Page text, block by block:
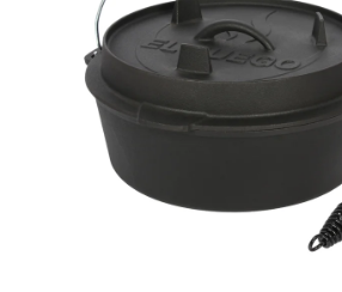
hviezdičiek.